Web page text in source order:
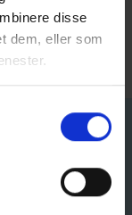
disse
dem, eller som